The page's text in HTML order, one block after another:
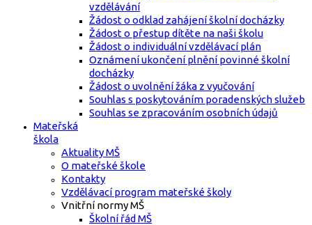
vzdělávání
Žádost o odklad zahájení školní docházky
Žádost o přestup dítěte na naši školu
Žádost o individuální vzdělávací plán
Oznámení ukončení plnění povinné školní
docházky
Žádost o uvolnění žáka z vyučování
Souhlas s poskytováním poradenských služeb
Souhlas se zpracováním osobních údajů
Mateřská
škola
Aktuality MŠ
O mateřské škole
Kontakty
Vzdělávací program mateřské školy
Vnitřní normy MŠ
Školní řád MŠ